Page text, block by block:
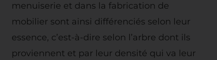
menuiserie et dans la fabrication de
mobilier sont ainsi différenciés selon leur
essence, c’est-à-dire selon l’arbre dont ils
proviennent et par leur densité qui va leur